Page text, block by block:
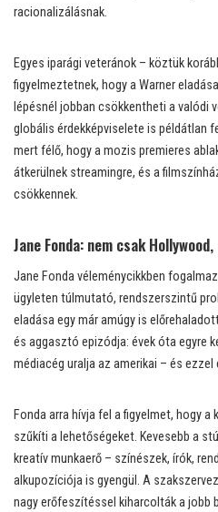
racionalizálásnak.
Egyes iparági veteránok – köztük
figyelmeztetnek, hogy a Warner
lépésnél jobban csökkentheti a valódi
globális érdekképviselete is példátlan
mert félő, hogy a mozis premieres
átkerülnek streamingre, és a
csökkennek.
Jane Fonda: nem csak
Jane Fonda véleménycikkben
ügyleten túlmutató, rendszerszintű
eladása egy már amúgy is
és aggasztó epizódja: évek óta egyre
médiacég uralja az amerikai – és
Fonda arra hívja fel a figyelmet, hogy
szűkíti a lehetőségeket. Kevesebb a
kreatív munkaerő – színészek, írók,
alkupozíciója is gyengül. A
nagy erőfeszítéssel kiharcolták a jobb